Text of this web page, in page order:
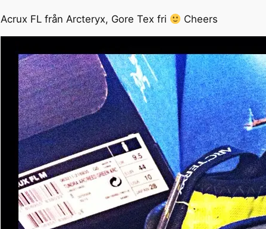
Acrux FL från Arcteryx, Gore Tex fri Cheers